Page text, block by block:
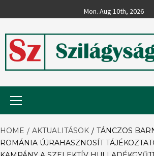
to
Mon. Aug 10th, 2026
Szó
HOME AKTUALITÁSOK
TÁNCZOS
ROMÁNIA ÚJRAHASZNOSÍT